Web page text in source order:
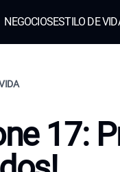
NEGOCIOSESTILO DE
17: